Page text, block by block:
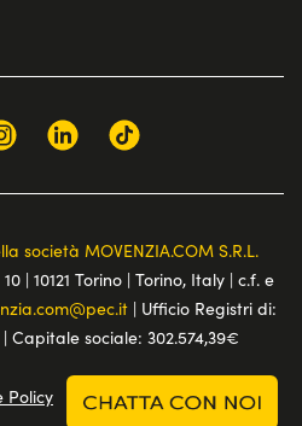
società MOVENZIA.COM S.R.L.
| 10121 Torino | Torino, Italy | c.f. e
| Ufficio Registri di:
| Capitale sociale: 302.574,39€
Policy Terms and conditions